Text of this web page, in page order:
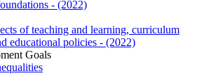
- (2022)
of teaching and learning, curriculum
educational policies - (2022)
Goals